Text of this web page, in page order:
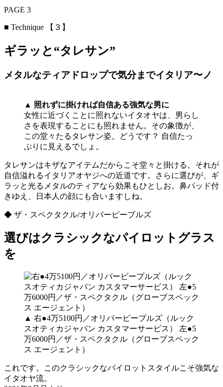
PAGE 3
■ Technique 【３】
ギラッと“タレサン”
メタルなティアドロップで気分までイタリア〜ノ
▲ 照れずに掛ければ自信ある強気な男に
女性に近づくことに照れないイタオヤは、男らし
さを表現することにも照れません。その象徴が、
この堂々たるタレサン姿。どうです？ 自信たっ
ぷりに見えるでしょ。
タレサンはキザなアイテムだからこそ堂々と掛ける。それが
自信溢れるイタリアオヤジへの近道です。さらに選びが、ギ
ラッと光るメタルのティアなら効果もひとしお。鼻パッド付
きゆえ、日本人の顔にも合いますしね。
◆ ザ・スペクタクル/オリバーピープルズ
選びはクラシックなパイロットグラス
を
▲ 右●4万5100円／オリバーピープルズ（ルック
スオティカジャパン カスタマーサービス） 左●5
万6000円／ザ・スペクタクル（グローブスペック
ス エージェント）
これです。このクラシックなパイロットスタイルこそ強気な
イタオヤ流。